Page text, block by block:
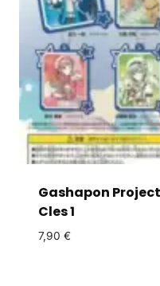
Gashapon
Cles 1
7,90 €